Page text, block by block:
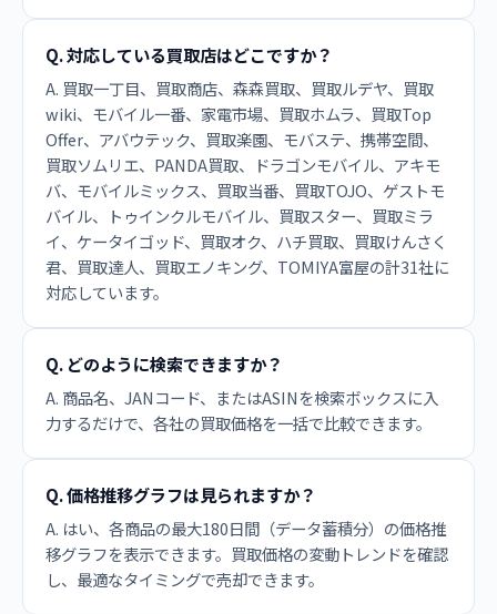
Q. 対応している買取店はどこですか？
A. 買取一丁目、買取商店、森森買取、買取ルデヤ、買取
wiki、モバイル一番、家電市場、買取ホムラ、買取Top
Offer、アバウテック、買取楽園、モバステ、携帯空間、
買取ソムリエ、PANDA買取、ドラゴンモバイル、アキモ
バ、モバイルミックス、買取当番、買取TOJO、ゲストモ
バイル、トゥインクルモバイル、買取スター、買取ミラ
イ、ケータイゴッド、買取オク、ハチ買取、買取けんさく
君、買取達人、買取エノキング、TOMIYA富屋の計31社に
対応しています。
Q. どのように検索できますか？
A. 商品名、JANコード、またはASINを検索ボックスに入
力するだけで、各社の買取価格を一括で比較できます。
Q. 価格推移グラフは見られますか？
A. はい、各商品の最大180日間（データ蓄積分）の価格推
移グラフを表示できます。買取価格の変動トレンドを確認
し、最適なタイミングで売却できます。